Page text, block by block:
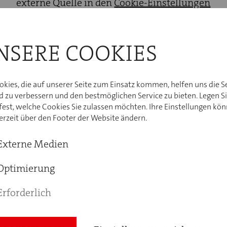
COOKIES
die auf unserer Seite zum Einsatz kommen, helfen uns die
zu verbessern und den bestmöglichen Service zu bieten. Legen
welche Cookies Sie zulassen möchten. Ihre Einstellungen
über den Footer der Website ändern.
Medien
Preis 2025" konnte das Musical
mit nach Hause nehmen. Gewonnen hat es in
Lichtdesign, Bestes Musikalisches Gesamtbild,
Regie, Bestes Buch, Beste Liedtexte, Bestes
UND TERMINE
// Kat. 4: 39,90 // U18 & Schüler:innen & Studierende: 24,90 //
Uhr), buchbar über Theaterhaus-Kasse: 12,— €